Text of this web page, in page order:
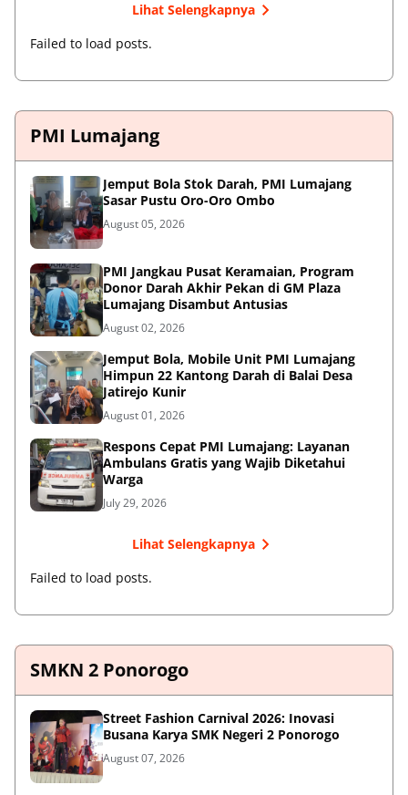
Lihat Selengkapnya
Failed to load posts.
PMI Lumajang
Jemput Bola Stok Darah, PMI Lumajang
Sasar Pustu Oro-Oro Ombo
August 05, 2026
PMI Jangkau Pusat Keramaian, Program
Donor Darah Akhir Pekan di GM Plaza
Lumajang Disambut Antusias
August 02, 2026
Jemput Bola, Mobile Unit PMI Lumajang
Himpun 22 Kantong Darah di Balai Desa
Jatirejo Kunir
August 01, 2026
Respons Cepat PMI Lumajang: Layanan
Ambulans Gratis yang Wajib Diketahui
Warga
July 29, 2026
Lihat Selengkapnya
Failed to load posts.
SMKN 2 Ponorogo
Street Fashion Carnival 2026: Inovasi
Busana Karya SMK Negeri 2 Ponorogo
August 07, 2026